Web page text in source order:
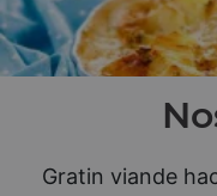
Gratin viande